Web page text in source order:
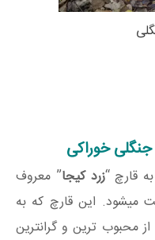
جنگلی خوراکی
قارچ “زرد کیجا” معروف
میشود. این قارچ که به
محبوب ترین و گرانترین